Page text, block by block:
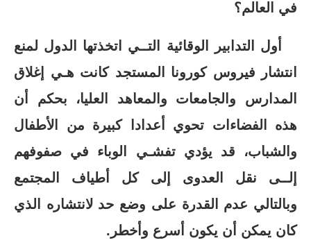
في العالم؟
أول التدابير الوقائية التــي اتخذتها الدول لمنع
انتشار فيروس كورونا المستجد كانت هـي إغلاق
المدارس والجامعات والمعاهد العليا، بحكم أن
هذه الفضاءات تحوي أعدادا كبيرة من الأطفال
والشباب، قد يؤدي تفشـي الوباء في صفوفهم
إلــى نقل العدوى إلى كل أطياف المجتمع
وبالتالي عدم القدرة على وضع حد لانتشاره الذي
كان يمكن أن يكون أسرع وأخطر.